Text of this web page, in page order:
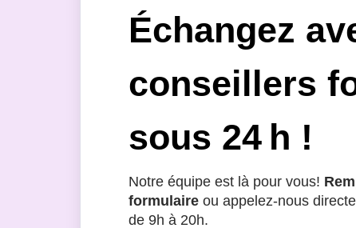
Échangez
conseillers
sous 24 h !
Notre équipe est là pour vous!
formulaire ou appelez-nous
de 9h à 20h.